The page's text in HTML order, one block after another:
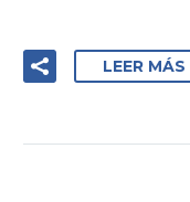
LEER MÁS